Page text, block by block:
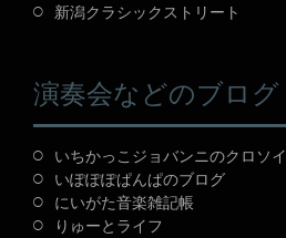
新潟クラシックストリート
演奏会などのブログ
いちかっこジョバンニのクロソ
いぽぽぽぱんぱのブログ
にいがた音楽雑記帳
りゅーとライフ